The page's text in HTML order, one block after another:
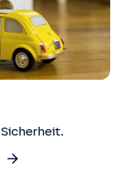
Sicherheit.